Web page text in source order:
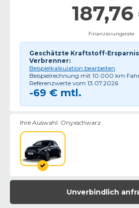
187,76
Finanzierungsrate
Geschätzte Kraftstoff-
Verbrenner:
Beispielkalkulation bearbeiten
Beispielrechnung mit 10.000 km
Referenzwerte vom 13.07.2026
-69 € mtl.
Ihre Auswahl: Onyxschwarz
Unverbindlich